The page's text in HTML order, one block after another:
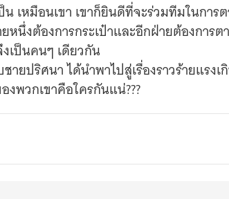
น เหมือนเขา เขาก็ยินดีที่จะร่วมทีมในกา
นึ่งต้องการกระเป๋าและอีกฝ่ายต้องการ
เป็นคนๆ เดียวกัน
ยปริศนา ได้นำพาไปสู่เรื่องราวร้ายแรง